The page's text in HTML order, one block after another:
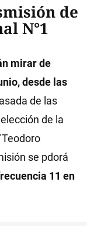
de
N°1
mirar de
desde las
de las
de la
se pdorá
11 en